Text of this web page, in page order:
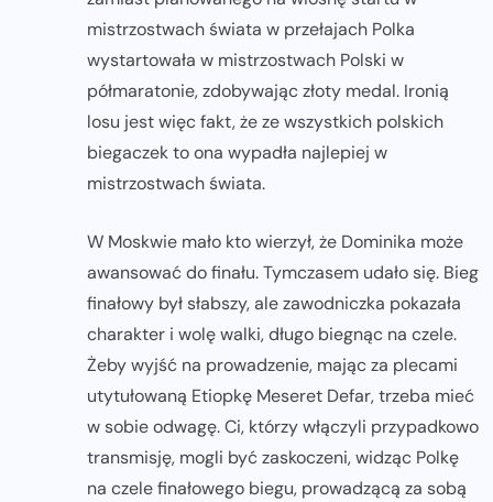
mistrzostwach świata w przełajach Polka
wystartowała w mistrzostwach Polski w
półmaratonie, zdobywając złoty medal. Ironią
losu jest więc fakt, że ze wszystkich polskich
biegaczek to ona wypadła najlepiej w
mistrzostwach świata.
W Moskwie mało kto wierzył, że Dominika może
awansować do finału. Tymczasem udało się. Bieg
finałowy był słabszy, ale zawodniczka pokazała
charakter i wolę walki, długo biegnąc na czele.
Żeby wyjść na prowadzenie, mając za plecami
utytułowaną Etiopkę Meseret Defar, trzeba mieć
w sobie odwagę. Ci, którzy włączyli przypadkowo
transmisję, mogli być zaskoczeni, widząc Polkę
na czele finałowego biegu, prowadzącą za sobą